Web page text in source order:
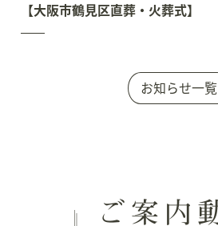
【大阪市鶴見区直葬・火葬式】
お知らせ一覧